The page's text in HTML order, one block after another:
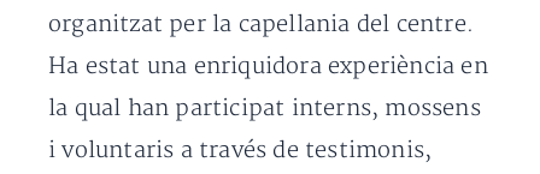
organitzat per la capellania del centre.
Ha estat una enriquidora experiència en
la qual han participat interns, mossens
i voluntaris a través de testimonis,